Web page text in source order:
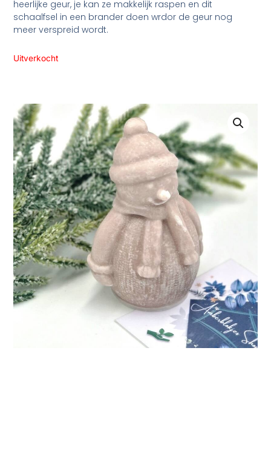
heerlijke geur, je kan ze makkelijk raspen en dit
schaalfsel in een brander doen wrdor de geur nog
meer verspreid wordt.
Uitverkocht